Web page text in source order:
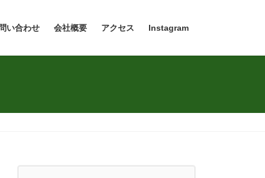
い合わせ 会社概要 アクセス Instagram